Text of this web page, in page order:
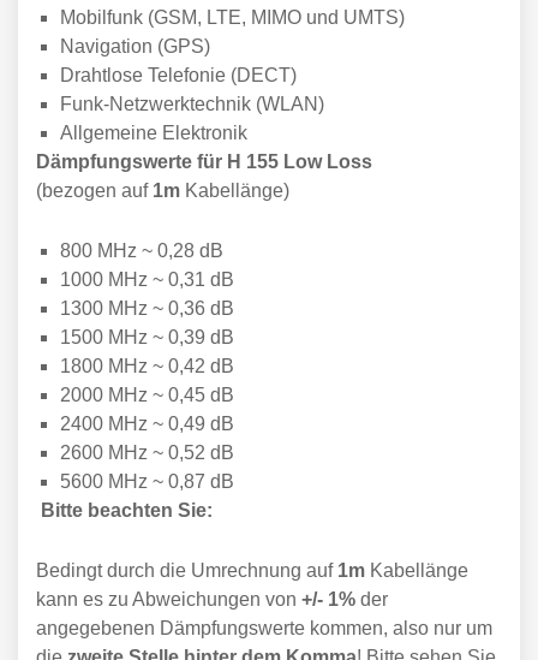
Mobilfunk (GSM, LTE, MIMO und UMTS)
Navigation (GPS)
Drahtlose Telefonie (DECT)
Funk-Netzwerktechnik (WLAN)
Allgemeine Elektronik
Dämpfungswerte für H 155 Low Loss
(bezogen auf 1m Kabellänge)
800 MHz ~ 0,28 dB
1000 MHz ~ 0,31 dB
1300 MHz ~ 0,36 dB
1500 MHz ~ 0,39 dB
1800 MHz ~ 0,42 dB
2000 MHz ~ 0,45 dB
2400 MHz ~ 0,49 dB
2600 MHz ~ 0,52 dB
5600 MHz ~ 0,87 dB
Bitte beachten Sie:
Bedingt durch die Umrechnung auf 1m Kabellänge
kann es zu Abweichungen von +/- 1% der
angegebenen Dämpfungswerte kommen, also nur um